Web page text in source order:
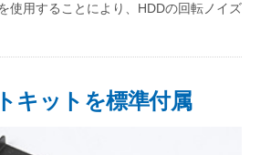
使用することにより、HDDの回転ノイズ
キットを標準付属